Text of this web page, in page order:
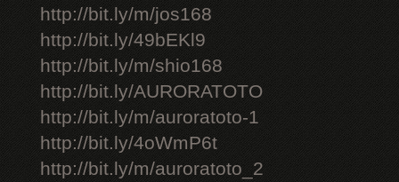
http://bit.ly/m/jos168
http://bit.ly/49bEKl9
http://bit.ly/m/shio168
http://bit.ly/AURORATOTO
http://bit.ly/m/auroratoto-1
http://bit.ly/4oWmP6t
http://bit.ly/m/auroratoto_2